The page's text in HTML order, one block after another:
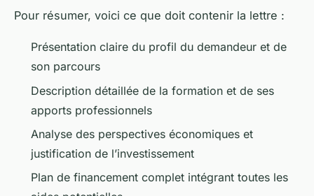
Pour résumer, voici ce que doit contenir la lettre :
Présentation claire du profil du demandeur et de
son parcours
Description détaillée de la formation et de ses
apports professionnels
Analyse des perspectives économiques et
justification de l’investissement
Plan de financement complet intégrant toutes les